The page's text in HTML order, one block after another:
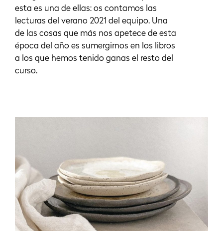
esta es una de ellas: os contamos las
lecturas del verano 2021 del equipo. Una
de las cosas que más nos apetece de esta
época del año es sumergirnos en los libros
a los que hemos tenido ganas el resto del
curso.